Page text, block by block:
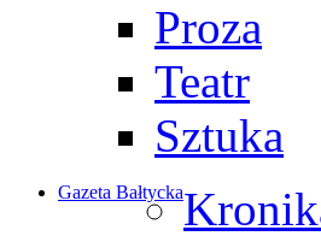
Proza
Teatr
Sztuka
Gazeta Bałtycka